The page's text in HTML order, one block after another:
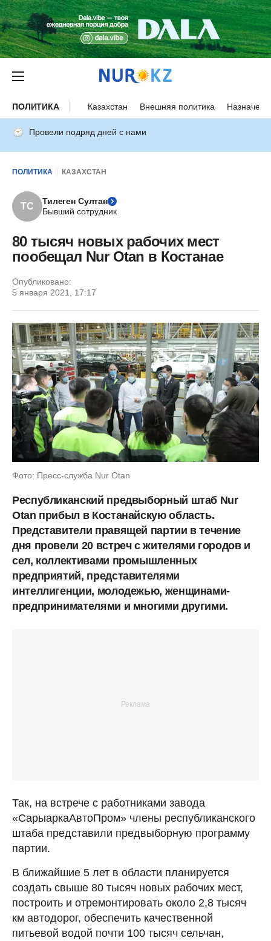
ПОЛИТИКА Казахстан Внешняя политика
Провели подряд дней с нами
ПОЛИТИКА КАЗАХСТАН
ТС
Тилеген Султан
Бывший сотрудник
80 тысяч новых рабочих мест
пообещал Nur Otan в Костанае
Опубликовано:
5 января 2021, 17:17
Фото: Пресс-служба Nur Otan
Республиканский предвыборный штаб Nur
Otan прибыл в Костанайскую область.
Представители правящей партии в течение
дня провели 20 встреч с жителями городов и
сел, коллективами промышленных
предприятий, представителями
интеллигенции, молодежью, женщинами-
предпринимателями и многими другими.
Так, на встрече с работниками завода
«СарыаркаАвтоПром» члены республиканского
штаба представили предвыборную программу
партии.
В ближайшие 5 лет в области планируется
создать свыше 80 тысяч новых рабочих мест,
построить и отремонтировать около 2,8 тысяч
км автодорог, обеспечить качественной
питьевой водой почти 100 тысяч сельчан,